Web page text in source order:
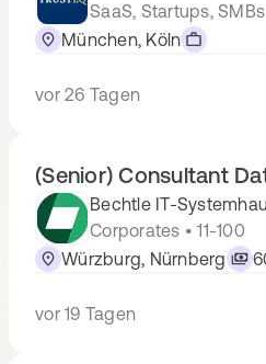
SaaS, Startups, SMBs
München, Köln
vor 26 Tagen
(Senior) Consultant
Bechtle IT-
Corporates • 11-100
Würzburg, Nürnberg
vor 19 Tagen